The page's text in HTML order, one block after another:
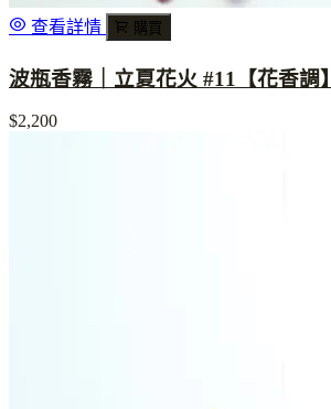
查看詳情 購買
波瓶香霧｜立夏花火 #11【花香調】
$2,200